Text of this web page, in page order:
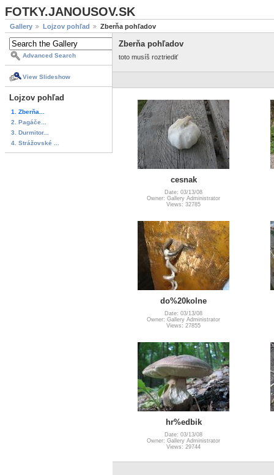
FOTKY.JANOUSOV.SK
Gallery Lojzov pohľad Zberňa pohľadov
Advanced Search
View Slideshow
Lojzov pohľad
1. Zberňa...
2. Pagáče...
3. Durmitor...
4. Strážovské ...
Zberňa pohľadov
toto musíš roztriediť
cesnak
Date: 03/13/08
Owner: Gallery Administrator
Views: 32785
do%20kolne
Date: 03/13/08
Owner: Gallery Administrator
Views: 27855
hr%edbik
Date: 03/13/08
Owner: Gallery Administrator
Views: 29744